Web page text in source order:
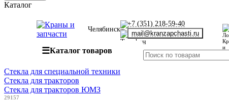
Каталог
Челябинск
+7 (351) 218-59-40
mail@kranzapchasti.ru
☰Каталог товаров
Стекла для специальной техники
Стекла для тракторов
Стекла для тракторов ЮМЗ
29157